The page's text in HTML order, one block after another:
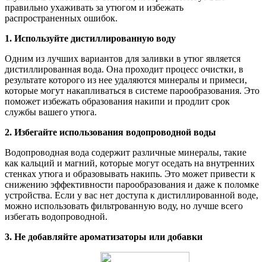
правильно ухаживать за утюгом и избежать
распространенных ошибок.
1. Используйте дистиллированную воду
Одним из лучших вариантов для заливки в утюг является
дистиллированная вода. Она проходит процесс очистки, в
результате которого из нее удаляются минералы и примеси,
которые могут накапливаться в системе парообразования. Это
поможет избежать образования накипи и продлит срок
службы вашего утюга.
2. Избегайте использования водопроводной воды
Водопроводная вода содержит различные минералы, такие
как кальций и магний, которые могут оседать на внутренних
стенках утюга и образовывать накипь. Это может привести к
снижению эффективности парообразования и даже к поломке
устройства. Если у вас нет доступа к дистиллированной воде,
можно использовать фильтрованную воду, но лучше всего
избегать водопроводной.
3. Не добавляйте ароматизаторы или добавки